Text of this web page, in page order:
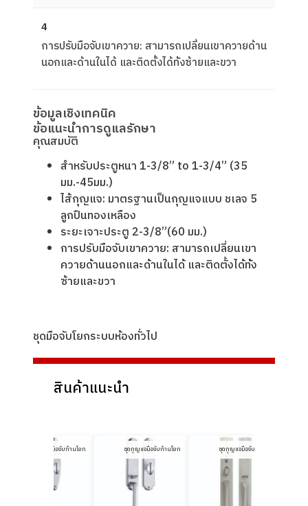
4
การปรับมือจับเขาควาย: สามารถเปลี่ยนเขาควายด้าน
นอกและด้านในได้ และติดตั้งได้ท้ังซ้ายและขวา
ข้อมูลเชิงเทคนิค
ข้อแนะนำการดูแลรักษา
คุณสมบัติ
สําหรับประตูหนา 1-3/8” to 1-3/4” (35
มม.-45มม.)
ไส้กุญแจ: มาตรฐานเป็นกุญแจแบบ ชเลจ 5
ลูกปืนทองเหลือง
ระยะเจาะประตู 2-3/8”(60 มม.)
การปรับมือจับเขาควาย: สามารถเปลี่ยนเขา
ควายด้านนอกและด้านในได้ และติดตั้งได้ท้ัง
ซ้ายและขวา
ชุดมือจับโยกระบบห้องทั่วไป
สินค้าแนะนำ
ชุดกุญแจมือจับก้านโยก ชุดกุญแจมือจับก้านโยก ชุดกุญแจมือจับก้านโยก